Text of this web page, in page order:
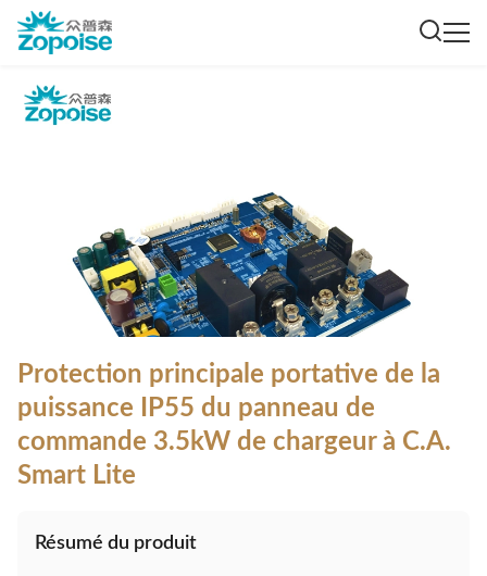
Protection principale portative de la
puissance IP55 du panneau de
commande 3.5kW de chargeur à C.A.
Smart Lite
Résumé du produit